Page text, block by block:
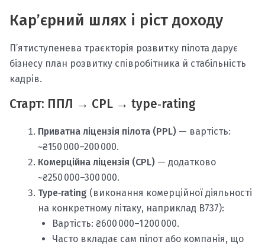
Кар’єрний шлях і ріст доходу
П’ятиступенева траєкторія розвитку пілота дарує
бізнесу план розвитку співробітника й стабільність
кадрів.
Старт: ППЛ → CPL → type‑rating
Приватна ліцензія пілота (PPL) — вартість:
~₴150 000–200 000.
Комерційна ліцензія (CPL) — додатково
~₴250 000–300 000.
Type‑rating (виконання комерційної діяльності
на конкретному літаку, наприклад B737):
Вартість: ₴600 000–1 200 000.
Часто вкладає сам пілот або компанія, що